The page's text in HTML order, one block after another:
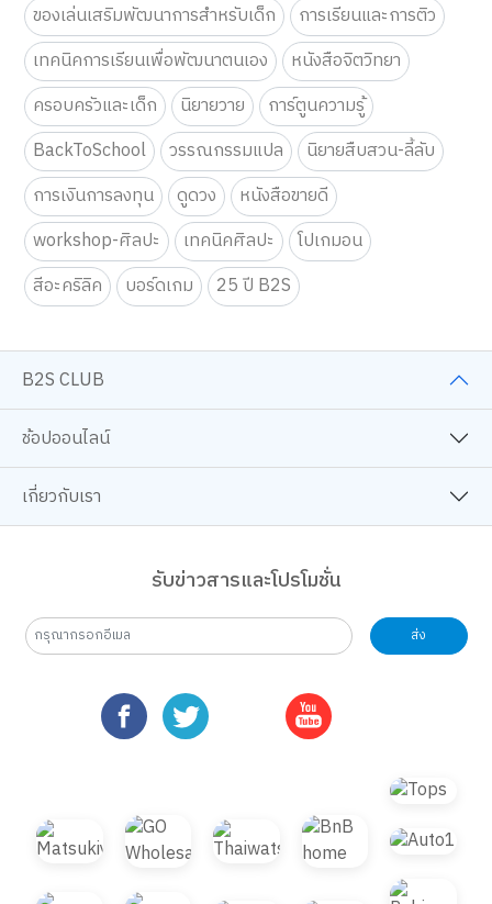
ของเล่นเสริมพัฒนาการสำหรับเด็ก
การเรียนและการติว
เทคนิคการเรียนเพื่อพัฒนาตนเอง
หนังสือจิตวิทยา
ครอบครัวและเด็ก
นิยายวาย
การ์ตูนความรู้
BackToSchool
วรรณกรรมแปล
นิยายสืบสวน-ลี้ลับ
การเงินการลงทุน
ดูดวง
หนังสือขายดี
workshop-ศิลปะ
เทคนิคศิลปะ
โปเกมอน
สีอะคริลิค
บอร์ดเกม 25 ปี B2S
B2S CLUB
ช้อปออนไลน์
เกี่ยวกับเรา
รับข่าวสารและโปรโมชั่น
ส่ง